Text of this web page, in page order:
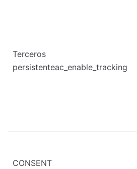
Terceros
persistenteac_enable_tracking
CONSENT